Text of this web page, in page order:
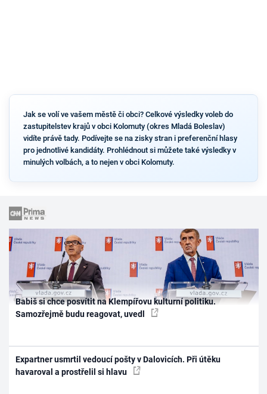
Jak se volí ve vašem městě či obci? Celkové výsledky voleb do
zastupitelstev krajů v obci Kolomuty (okres Mladá Boleslav)
vidíte právě tady. Podívejte se na zisky stran i preferenční hlasy
pro jednotlivé kandidáty. Prohlédnout si můžete také výsledky v
minulých volbách, a to nejen v obci Kolomuty.
Babiš si chce posvítit na Klempířovu kulturní politiku.
Samozřejmě budu reagovat, uvedl
Expartner usmrtil vedoucí pošty v Dalovicích. Při útěku
havaroval a prostřelil si hlavu